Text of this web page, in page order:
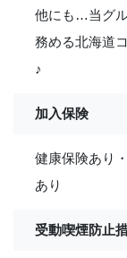
他にも…当グ
務める北海道
♪
加入保険
健康保険あり
あり
受動喫煙防止